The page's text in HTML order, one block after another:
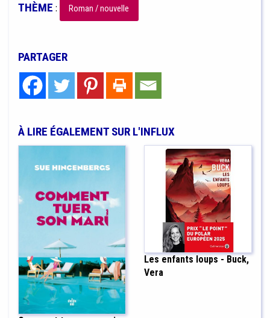
THÈME : Roman / nouvelle
PARTAGER
À LIRE ÉGALEMENT SUR L'INFLUX
Les enfants loups - Buck,
Vera